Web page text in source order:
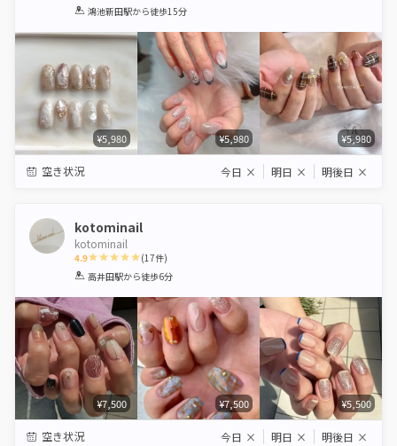
1 2 3 4 5
鴻池新田駅から徒歩15分
¥5,980 ¥5,980 ¥5,980
空き状況 今日 × 明日 × 明後日 ×
kotominail
kotominail
4.9
1 2 3 4 5
(17件)
高井田駅から徒歩6分
¥7,500 ¥7,500 ¥5,500
空き状況 今日 × 明日 × 明後日 ×